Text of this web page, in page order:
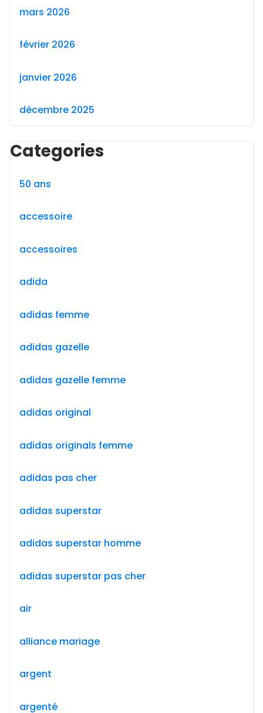
mars 2026
février 2026
janvier 2026
décembre 2025
Categories
50 ans
accessoire
accessoires
adida
adidas femme
adidas gazelle
adidas gazelle femme
adidas original
adidas originals femme
adidas pas cher
adidas superstar
adidas superstar homme
adidas superstar pas cher
air
alliance mariage
argent
argenté